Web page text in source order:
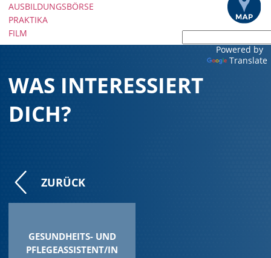
AUSBILDUNGSBÖRSE
PRAKTIKA
FILM
Powered by
Translate
WAS INTERESSIERT
DICH?
ZURÜCK
GESUNDHEITS- UND
PFLEGEASSISTENT/IN